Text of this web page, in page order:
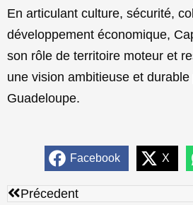
En articulant culture, sécurité,
développement économique,
son rôle de territoire moteur et
une vision ambitieuse et
Guadeloupe.
Facebook X
Précédent
Précedent